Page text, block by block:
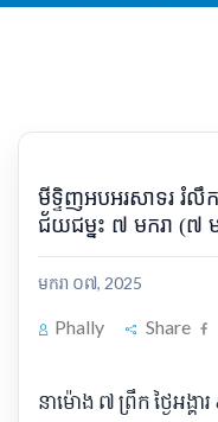
មីទ្ទិញអបអរសាទរ រំលឹ
ជ័យជម្នះ ៧ មករា (៧
មករា ០៧, 2025
Phally Share
នាម៉ោង ៧ ព្រឹក ថ្ងៃអង្គា